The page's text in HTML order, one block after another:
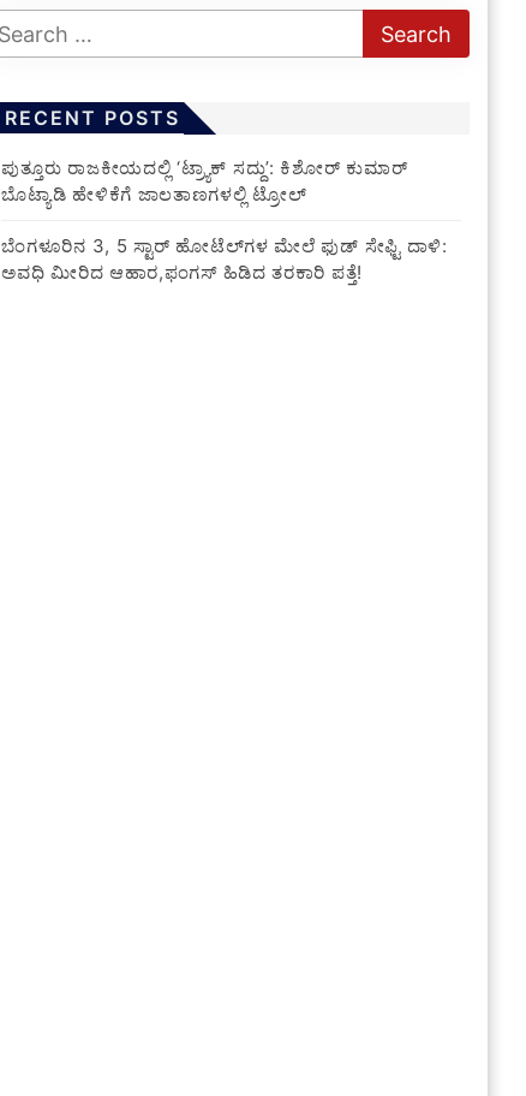
RECENT POSTS
ಪುತ್ತೂರು ರಾಜಕೀಯದಲ್ಲಿ ‘ಟ್ರ್ಯಾಕ್ ಸದ್ದು’: ಕಿಶೋರ್ ಕುಮಾರ್
ಬೊಟ್ಯಾಡಿ ಹೇಳಿಕೆಗೆ ಜಾಲತಾಣಗಳಲ್ಲಿ ಟ್ರೋಲ್
​ಬೆಂಗಳೂರಿನ 3, 5 ಸ್ಟಾರ್ ಹೋಟೆಲ್‌ಗಳ ಮೇಲೆ ಫುಡ್ ಸೇಫ್ಟಿ ದಾಳಿ:
ಅವಧಿ ಮೀರಿದ ಆಹಾರ,ಫಂಗಸ್ ಹಿಡಿದ ತರಕಾರಿ ಪತ್ತೆ!